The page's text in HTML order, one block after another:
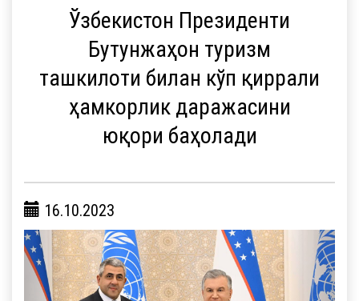
Ўзбекистон Президенти
Бутунжаҳон туризм
ташкилоти билан кўп қиррали
ҳамкорлик даражасини
юқори баҳолади
16.10.2023